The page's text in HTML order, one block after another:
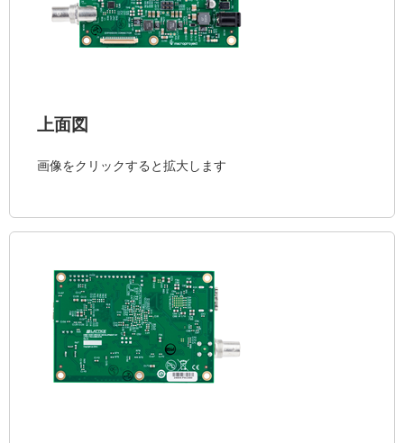
上面図
画像をクリックすると拡大します